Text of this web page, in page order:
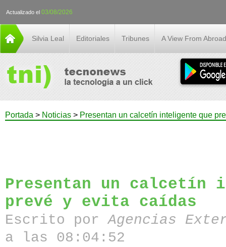
Actualizado el 03/08/2026
Silvia Leal Editoriales Tribunes A View From Abroad
Portada > Noticias > Presentan un calcetín inteligente que
Presentan un calcetín
prevé y evita caídas
Escrito porAgencias
a las 08:04:52